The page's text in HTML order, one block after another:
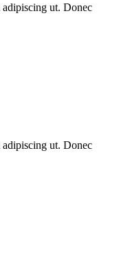
adipiscing ut. Donec
adipiscing ut. Donec